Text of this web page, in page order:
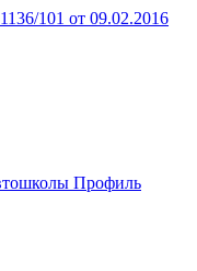
101 от 09.02.2016
Профиль